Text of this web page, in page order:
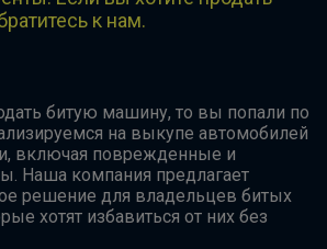
к нам.
битую машину, то вы попали по
на выкупе автомобилей
включая поврежденные и
Наша компания предлагает
решение для владельцев битых
хотят избавиться от них без